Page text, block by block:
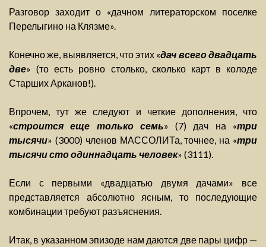
Разговор заходит о «дачном литераторском поселке
Перелыгино на Клязме».
Конечно же, выявляется, что этих «дач всего двадцать
две» (то есть ровно столько, сколько карт в колоде
Старших Арканов!).
Впрочем, тут же следуют и четкие дополнения, что
«строится еще только семь» (7) дач на «три
тысячи» (3000) членов МАССОЛИТа, точнее, на «три
тысячи сто одиннадцать человек» (3111).
Если с первыми «двадцатью двумя дачами» все
представляется абсолютно ясным, то последующие
комбинации требуют разъяснения.
Итак, в указанном эпизоде нам даются две пары цифр —